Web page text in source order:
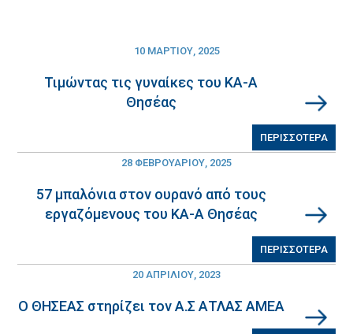
Τιμώντας τις γυναίκες του ΚΑ-Α
Θησέας
10 ΜΑΡΤΊΟΥ, 2025
ΠΕΡΙΣΣΟΤΕΡΑ
57 μπαλόνια στον ουρανό από τους
εργαζόμενους του ΚΑ-Α Θησέας
28 ΦΕΒΡΟΥΑΡΊΟΥ, 2025
ΠΕΡΙΣΣΟΤΕΡΑ
Ο ΘΗΣΕΑΣ στηρίζει τον Α.Σ ΑΤΛΑΣ ΑΜΕΑ
20 ΑΠΡΙΛΊΟΥ, 2023